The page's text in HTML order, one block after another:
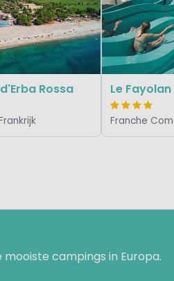
Rossa Le Fayolan
campings in Europa.